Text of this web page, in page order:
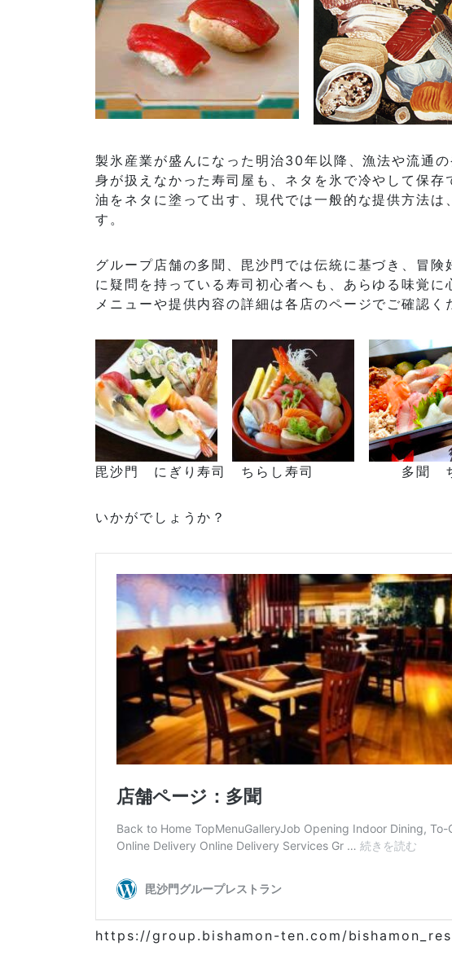
製氷産業が盛んになった明治30年以降、漁法や流通
身が扱えなかった寿司屋も、ネタを氷で冷やして保
油をネタに塗って出す、現代では一般的な提供方法
す。
グループ店舗の多聞、毘沙門では伝統に基づき、冒険
に疑問を持っている寿司初心者へも、あらゆる味覚に
メニューや提供内容の詳細は各店のページでご確認く
毘沙門 にぎり寿司 ちらし寿司 多聞 ち
いかがでしょうか？
https://group.bishamon-ten.com/